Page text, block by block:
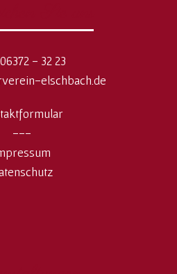
- 32 23
elschbach.de
---